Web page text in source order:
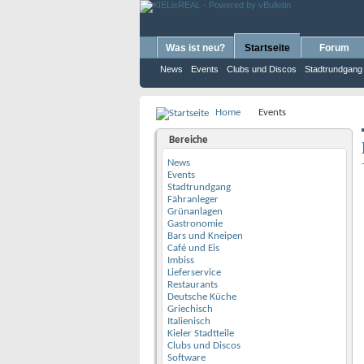
Was ist neu? Startseite
News Events Clubs und Discos Stadtrundgang
Forum
Home Events
Bereiche
News
Events
Stadtrundgang
Fähranleger
Grünanlagen
Gastronomie
Bars und Kneipen
Café und Eis
Imbiss
Lieferservice
Restaurants
Deutsche Küche
Griechisch
Italienisch
Kieler Stadtteile
Clubs und Discos
Software